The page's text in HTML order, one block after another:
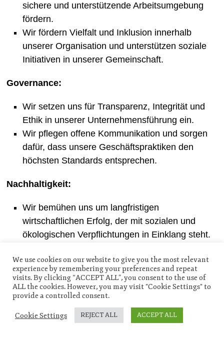
sichere und unterstützende Arbeitsumgebung
fördern.
Wir fördern Vielfalt und Inklusion innerhalb
unserer Organisation und unterstützen soziale
Initiativen in unserer Gemeinschaft.
Governance:
Wir setzen uns für Transparenz, Integrität und
Ethik in unserer Unternehmensführung ein.
Wir pflegen offene Kommunikation und sorgen
dafür, dass unsere Geschäftspraktiken den
höchsten Standards entsprechen.
Nachhaltigkeit:
Wir bemühen uns um langfristigen
wirtschaftlichen Erfolg, der mit sozialen und
ökologischen Verpflichtungen in Einklang steht.
Nutzung von Ressourcen und eine positive
Auswirkung auf die Gemeinschaft ein.
Stakeholder-Engagement:
Wir hören auf die Anliegen unserer
We use cookies on our website to give you the most relevant
experience by remembering your preferences and repeat
visits. By clicking “ACCEPT ALL”, you consent to the use of
ALL the cookies. However, you may visit "Cookie Settings" to
provide a controlled consent.
Cookie Settings REJECT ALL ACCEPT ALL